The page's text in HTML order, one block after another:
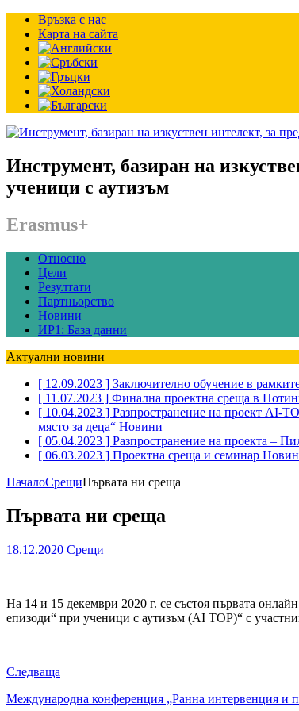
Връзка с нас
Карта на сайта
Инструмент, базиран на
ученици с аутизъм
Erasmus+
Относно
Цели
Резултати
Партньорство
Новини
ИР1: База данни
Актуални новини
[ 12.09.2023 ] Заключително обучение в
[ 11.07.2023 ] Финална проектна среща в
[ 10.04.2023 ] Разпространение на проект AI-
място за деца“ Новини
[ 05.04.2023 ] Разпространение на проекта –
[ 06.03.2023 ] Проектна среща и семинар
НачалоСрещиПървата ни среща
Първата ни среща
18.12.2020 Срещи
На 14 и 15 декември 2020 г. се състоя първата
епизоди“ при ученици с аутизъм (AI TOP)“ с
Следваща
Международна конференция „Ранна интервенция и